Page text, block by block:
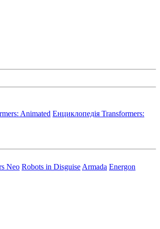
Animated Енциклопедія Transformers:
Neo Robots in Disguise Armada Energon